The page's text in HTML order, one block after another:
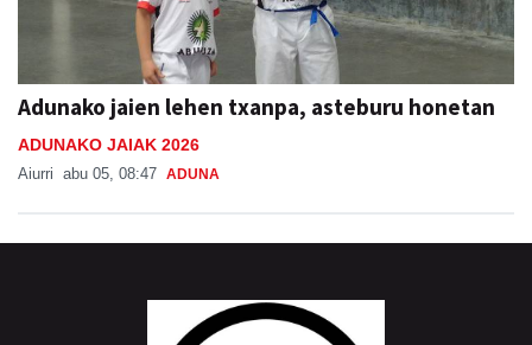
Adunako jaien lehen txanpa, asteburu honetan
ADUNAKO JAIAK 2026
Aiurri abu 05, 08:47 ADUNA